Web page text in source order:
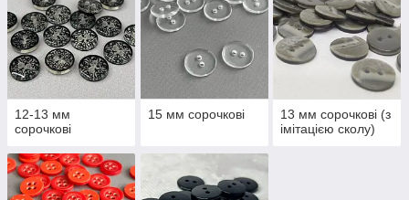
12-13 мм
сорочкові
15 мм сорочкові
13 мм сорочкові (з
імітацією сколу)